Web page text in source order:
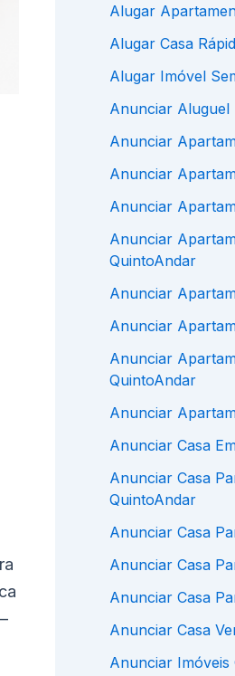
Alugar
Alugar Casa
Alugar Imóvel
Anunciar Aluguel
Anunciar
Anunciar
Anunciar
Anunciar
QuintoAndar
Anunciar
Anunciar
Anunciar
QuintoAndar
Anunciar
Anunciar Casa
Anunciar Casa
QuintoAndar
Anunciar Casa
Anunciar Casa
Anunciar Casa
Anunciar Casa
Anunciar Imóveis